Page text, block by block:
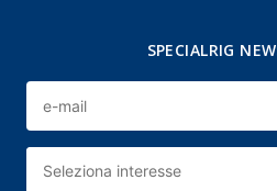
SPECIALRIG